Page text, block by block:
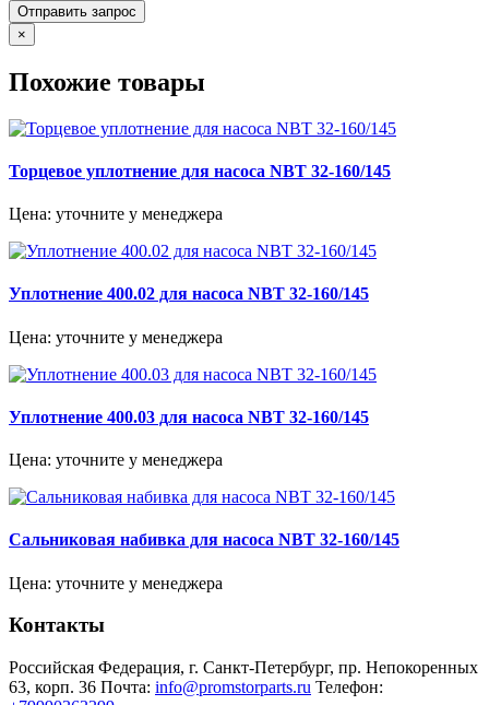
Отправить запрос
×
Похожие товары
Торцевое уплотнение для насоса NBT 32-160/145
Цена: уточните у менеджера
Уплотнение 400.02 для насоса NBT 32-160/145
Цена: уточните у менеджера
Уплотнение 400.03 для насоса NBT 32-160/145
Цена: уточните у менеджера
Сальниковая набивка для насоса NBT 32-160/145
Цена: уточните у менеджера
Контакты
Российская Федерация, г. Санкт-Петербург, пр. Непокоренных
63, корп. 36 Почта: info@promstorparts.ru Телефон: